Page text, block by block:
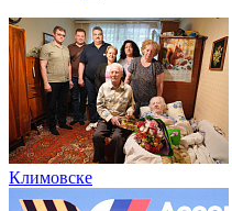
Климовске